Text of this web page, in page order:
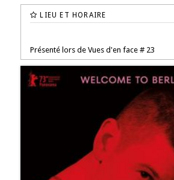
LIEU ET HORAIRE
Présenté lors de Vues d'en face # 23